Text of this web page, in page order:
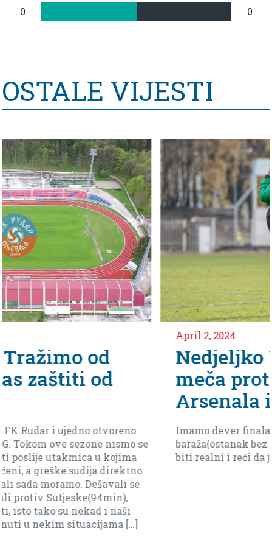
0 0
OSTALE VIJESTI
se
Nedjeljko Vlahović uoči
meča protiv ekipe
Arsenala iz Tivta
Imamo dever finala do kraja da dodjemo do
baraža(ostanak bez baraza je moguć ali
biti realni i reći da je sad daleko).